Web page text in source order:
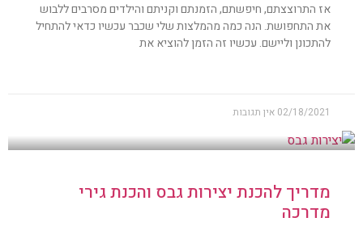
אז התרוצצתם, חיפשתם, הזמנתם וקניתם והילדים מסרבים ללבוש
את התחפושת. הנה כמה מהמלצות שלי שכבר עכשיו כדאי להתחיל
להתכונן וליישם. עכשיו זה הזמן להוציא את
02/18/2021 אין תגובות
מדריך להכנת יצירות גבס והכנת גירי
מדרכה